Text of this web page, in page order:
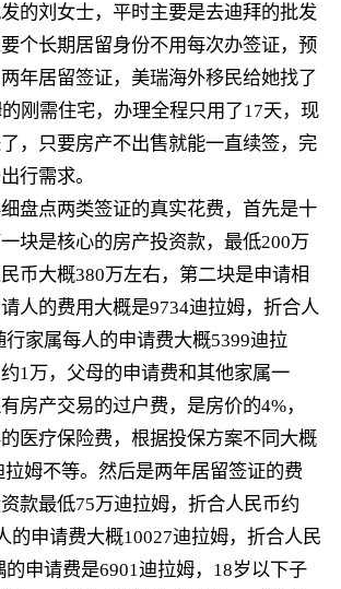
的刘女士，平时主要是去迪拜的批发
个长期居留身份不用每次办签证，预
年居留签证，美瑞海外移民给她找了
刚需住宅，办理全程只用了17天，现
，只要房产不出售就能一直续签，完
行需求。
盘点两类签证的真实花费，首先是十
块是核心的房产投资款，最低200万
币大概380万左右，第二块是申请相
人的费用大概是9734迪拉姆，折合人
行家属每人的申请费大概5399迪拉
1万，父母的申请费和其他家属一
房产交易的过户费，是房价的4%，
医疗保险费，根据投保方案不同大概
拉姆不等。然后是两年居留签证的费
款最低75万迪拉姆，折合人民币约
的申请费大概10027迪拉姆，折合人民
的申请费是6901迪拉姆，18岁以下子